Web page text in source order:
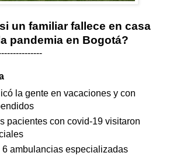
un familiar fallece en casa
pandemia en Bogotá?
la gente en vacaciones y con
pacientes con covid-19 visitaron
6 ambulancias especializadas